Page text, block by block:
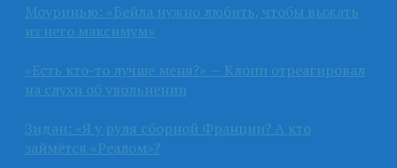
Моуринью: «Бейла нужно любить, чтобы выжать
из него максимум»
«Есть кто-то лучше меня?» — Клопп отреагировал
на слухи об увольнении
Зидан: «Я у руля сборной Франции? А кто
займётся «Реалом»?